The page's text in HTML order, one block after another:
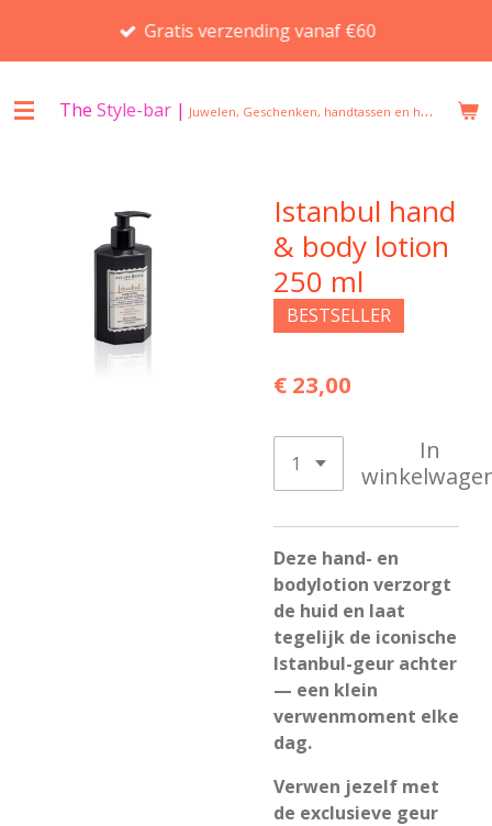
de
Gratis verzending vanaf €60
The Style-bar | Juwelen, Geschenken, handtassen en huisgeuren in Beveren
Istanbul hand
& body lotion
250 ml
BESTSELLER
€ 23,00
In
Deze hand- en
bodylotion verzorgt
de huid en laat
tegelijk de iconische
Istanbul-geur achter
— een klein
verwenmoment elke
dag.
Verwen jezelf met
de exclusieve geur